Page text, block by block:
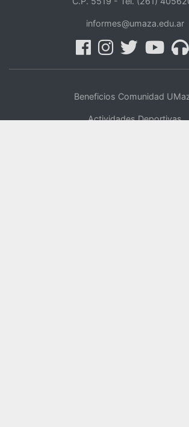
informes@umaza.edu.ar
Beneficios Comunidad
Actividades Deportivas